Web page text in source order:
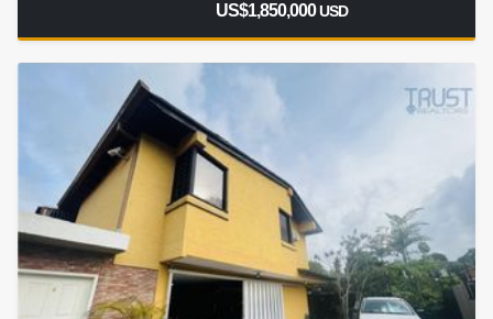
US$1,850,000USD